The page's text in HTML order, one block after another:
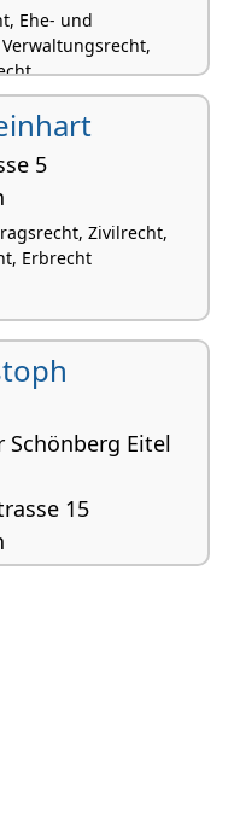
Ehe- und
5
Zivilrecht,
Erbrecht
Schönberg Eitel
15